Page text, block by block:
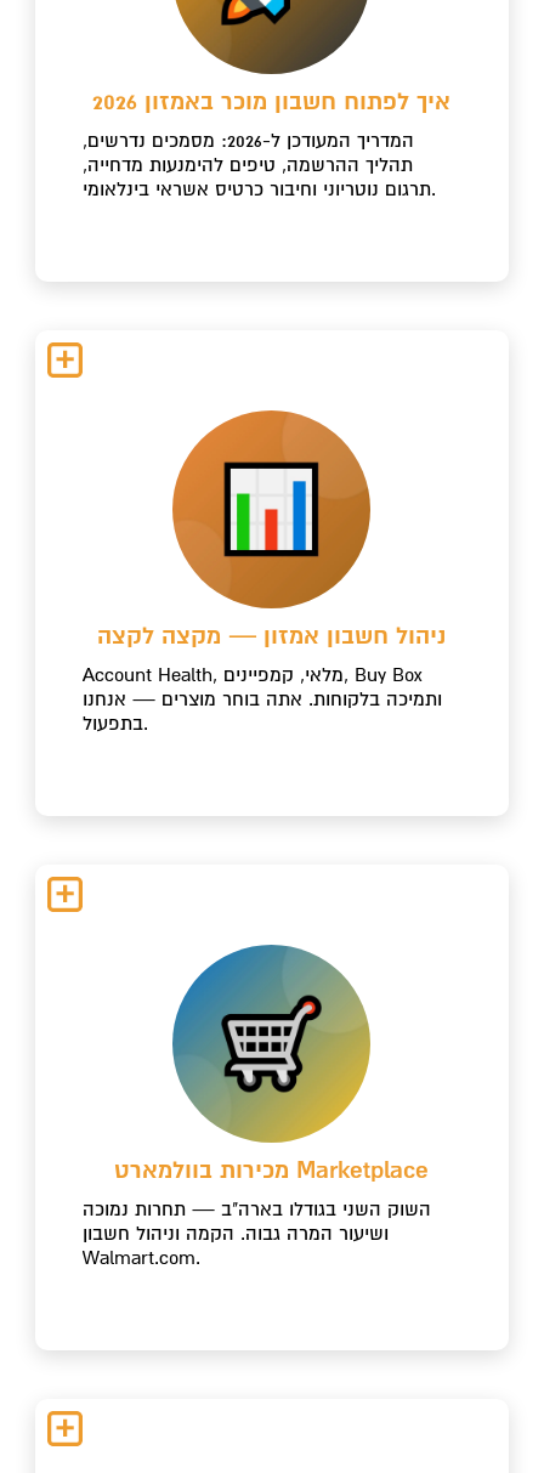
איך לפתוח חשבון מוכר באמזון 2026
המדריך המעודכן ל-2026: מסמכים נדרשים,
תהליך ההרשמה, טיפים להימנעות מדחייה,
תרגום נוטריוני וחיבור כרטיס אשראי בינלאומי.
ניהול חשבון אמזון — מקצה לקצה
Account Health, מלאי, קמפיינים, Buy Box
ותמיכה בלקוחות. אתה בוחר מוצרים — אנחנו
בתפעול.
מכירות בוולמארט Marketplace
השוק השני בגודלו בארה"ב — תחרות נמוכה
ושיעור המרה גבוה. הקמה וניהול חשבון
Walmart.com.